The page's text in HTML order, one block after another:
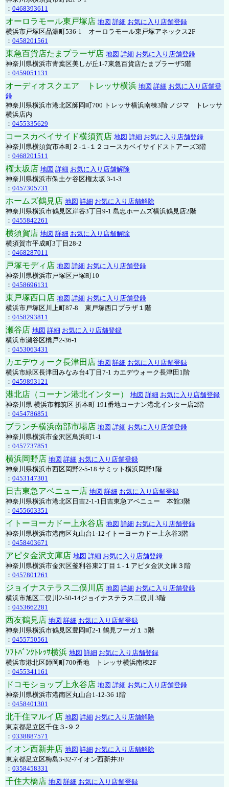
： 0468393611
オーロラモール東戸塚店 地図 詳細 お気に入り店舗登録
横浜市戸塚区品濃町536-1 オーロラモール東戸塚アネックス2F
： 0458201561
東急百貨店たまプラーザ店 地図 詳細 お気に入り店舗登録
神奈川県横浜市青葉区美しが丘1-7東急百貨店たまプラーザ5階
： 0459051131
オーディオスクエア トレッサ横浜 地図 詳細 お気に入り店舗登
録
神奈川県横浜市港北区師岡町700 トレッサ横浜南棟3階 ノジマ トレッサ
横浜店内
： 0455335629
コースカベイサイド横須賀店 地図 詳細 お気に入り店舗登録
神奈川県横須賀市本町２-１-１２コースカベイサイドストアーズ3階
： 0468201511
権太坂店 地図 詳細 お気に入り店舗解除
神奈川県横浜市保土ケ谷区権太坂 3-1-3
： 0457305731
ホームズ鶴見店 地図 詳細 お気に入り店舗解除
神奈川県横浜市鶴見区岸谷3丁目9-1 島忠ホームズ横浜鶴見店2階
： 0455842261
横須賀店 地図 詳細 お気に入り店舗解除
横須賀市平成町3丁目28-2
： 0468287011
戸塚モディ店 地図 詳細 お気に入り店舗登録
神奈川県横浜市戸塚区戸塚町10
： 0458696131
東戸塚西口店 地図 詳細 お気に入り店舗登録
横浜市戸塚区川上町87-8 東戸塚西口プラザ１階
： 0458293811
瀬谷店 地図 詳細 お気に入り店舗登録
横浜市瀬谷区橋戸2-36-1
： 0453063431
カエデウォーク長津田店 地図 詳細 お気に入り店舗登録
横浜市緑区長津田みなみ台4丁目7-1 カエデウォーク長津田1階
： 0459893121
港北店（コーナン港北インター） 地図 詳細 お気に入り店舗登録
神奈川県 横浜市都筑区 折本町 191番地コーナン港北インター店2階
： 0454786851
ブランチ横浜南部市場店 地図 詳細 お気に入り店舗登録
神奈川県横浜市金沢区鳥浜町1-1
： 0457737851
横浜岡野店 地図 詳細 お気に入り店舗登録
神奈川県横浜市西区岡野2-5-18 サミット横浜岡野1階
： 0453147301
日吉東急アベニュー店 地図 詳細 お気に入り店舗登録
神奈川県横浜市港北区日吉2-1-1日吉東急アベニュー 本館3階
： 0455603351
イトーヨーカドー上永谷店 地図 詳細 お気に入り店舗登録
神奈川県横浜市港南区丸山台1-12イトーヨーカドー上永谷3階
： 0458403671
アピタ金沢文庫店 地図 詳細 お気に入り店舗登録
神奈川県横浜市金沢区釜利谷東2丁目１-１アピタ金沢文庫３階
： 0457801261
ジョイナステラス二俣川店 地図 詳細 お気に入り店舗登録
横浜市旭区二俣川2-50-14ジョイナステラス二俣川 3階
： 0453662281
西友鶴見店 地図 詳細 お気に入り店舗登録
神奈川県横浜市鶴見区豊岡町2-1 鶴見フーガ１ 5階
： 0455750561
ｿﾌﾄﾊﾞﾝｸﾄﾚｯｻ横浜 地図 詳細 お気に入り店舗登録
横浜市港北区師岡町700番地 トレッサ横浜南棟2F
： 0455341161
ドコモショップ上永谷店 地図 詳細 お気に入り店舗登録
神奈川県横浜市港南区丸山台1-12-36 1階
： 0458401301
北千住マルイ店 地図 詳細 お気に入り店舗解除
東京都足立区千住３-９２
： 0338887571
イオン西新井店 地図 詳細 お気に入り店舗解除
東京都足立区梅島3-32-7イオン西新井3F
： 0358458331
千住大橋店 地図 詳細 お気に入り店舗登録